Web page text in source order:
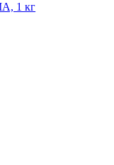
1 кг